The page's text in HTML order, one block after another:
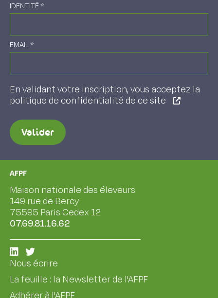
IDENTITÉ*
EMAIL*
En validant votre inscription, vous acceptez la
politique de confidentialité de ce site
Valider
AFPF
Maison nationale des éleveurs
149 rue de Bercy
75595 Paris Cedex 12
07.69.81.16.62
Nous écrire
La feuille : la Newsletter de l'AFPF